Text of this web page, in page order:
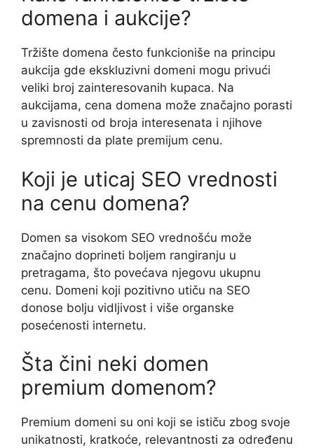
domena i aukcije?
Tržište domena često funkcioniše na principu
aukcija gde ekskluzivni domeni mogu privući
veliki broj zainteresovanih kupaca. Na
aukcijama, cena domena može značajno porasti
u zavisnosti od broja interesenata i njihove
spremnosti da plate premijum cenu.
Koji je uticaj SEO vrednosti
na cenu domena?
Domen sa visokom SEO vrednošću može
značajno doprineti boljem rangiranju u
pretragama, što povećava njegovu ukupnu
cenu. Domeni koji pozitivno utiču na SEO
donose bolju vidljivost i više organske
posećenosti internetu.
Šta čini neki domen
premium domenom?
Premium domeni su oni koji se ističu zbog svoje
unikatnosti, kratkoće, relevantnosti za određenu